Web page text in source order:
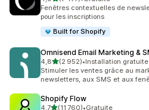
7477 avis au total
Fenêtres contextuelles de
pour les inscriptions
Built for Shopify
Omnisend Email Marketing &
4,8étoile(s) sur 5
(2 952)
2952 avis au total
•Installation gratuite
Stimuler les ventes grâce au
newsletters, aux SMS et aux
Shopify Flow
4,7étoile(s) sur 5
(11 760)•Gratuite